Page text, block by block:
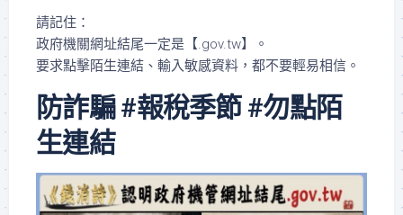
請記住：
政府機關網址結尾一定是【.gov.tw】。
要求點擊陌生連結、輸入敏感資料，都不要輕易相信。
防詐騙 #報稅季節 #勿點陌
生連結